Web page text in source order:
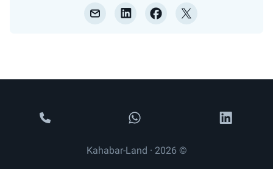
© 2026 · Kahabar-Land